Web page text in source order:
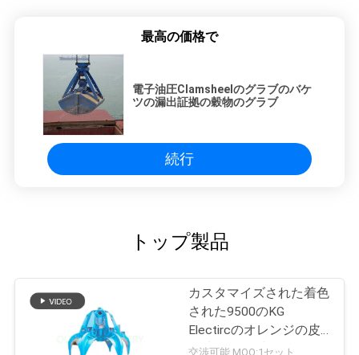
最高の価格で
電子油圧Clamsheelのグラブのバケ
ツの漏出証拠の穀物のグラブ
続行
トップ製品
カスタマイズされた着色
された9500のKG
Electircのオレンジの皮
の油圧グラブのバケツ
交渉可能 MOQ:1セット